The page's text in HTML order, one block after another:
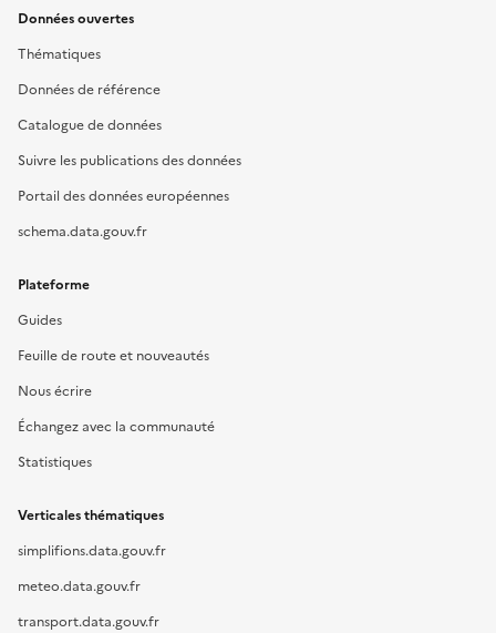
Données ouvertes
Thématiques
Données de référence
Catalogue de données
Suivre les publications des données
Portail des données européennes
schema.data.gouv.fr
Plateforme
Guides
Feuille de route et nouveautés
Nous écrire
Échangez avec la communauté
Statistiques
Verticales thématiques
simplifions.data.gouv.fr
meteo.data.gouv.fr
transport.data.gouv.fr